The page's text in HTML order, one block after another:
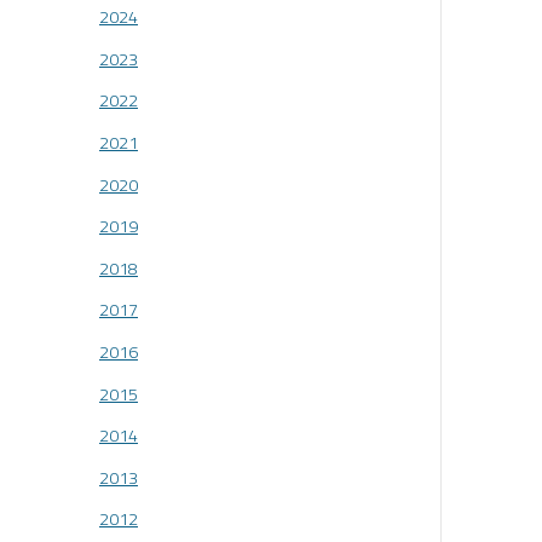
2024
2023
2022
2021
2020
2019
2018
2017
2016
2015
2014
2013
2012